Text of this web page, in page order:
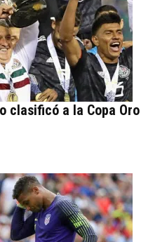
clasificó a la Copa Oro